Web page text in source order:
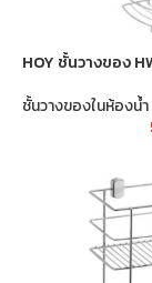
HOY ชั้นวางของ
ชั้นวางของในห้องน้ำ